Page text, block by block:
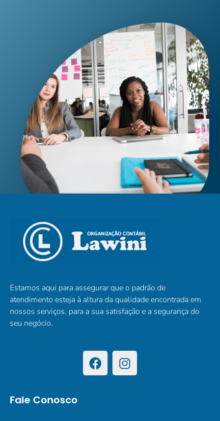
Estamos aqui para assegurar que o padrão de
atendimento esteja à altura da qualidade encontrada em
nossos serviços, para a sua satisfação e a segurança do
seu negócio.
Fale Conosco